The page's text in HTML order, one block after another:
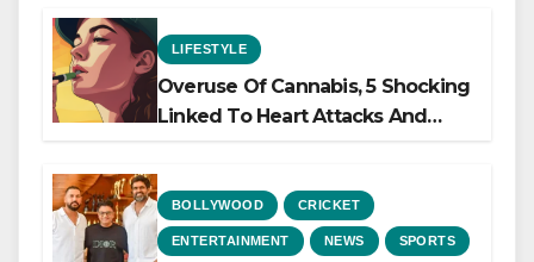
LIFESTYLE
Overuse Of Cannabis, 5 Shocking
Linked To Heart Attacks And
BOLLYWOOD CRICKET
ENTERTAINMENT NEWS SPORTS